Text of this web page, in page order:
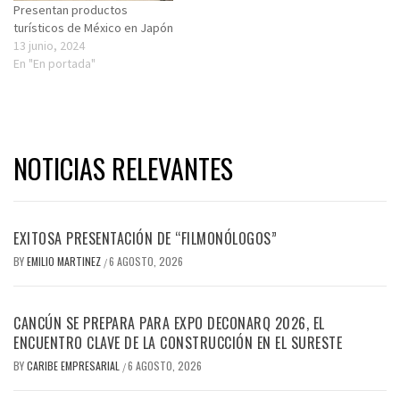
Presentan productos
turísticos de México en Japón
13 junio, 2024
En "En portada"
NOTICIAS RELEVANTES
EXITOSA PRESENTACIÓN DE “FILMONÓLOGOS”
BYEMILIO MARTINEZ /6 AGOSTO, 2026
CANCÚN SE PREPARA PARA EXPO DECONARQ 2026, EL
ENCUENTRO CLAVE DE LA CONSTRUCCIÓN EN EL SURESTE
BYCARIBE EMPRESARIAL /6 AGOSTO, 2026